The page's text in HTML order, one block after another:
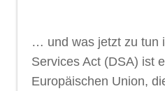
… und was jetzt zu tun
Services Act (DSA) ist
Europäischen Union,